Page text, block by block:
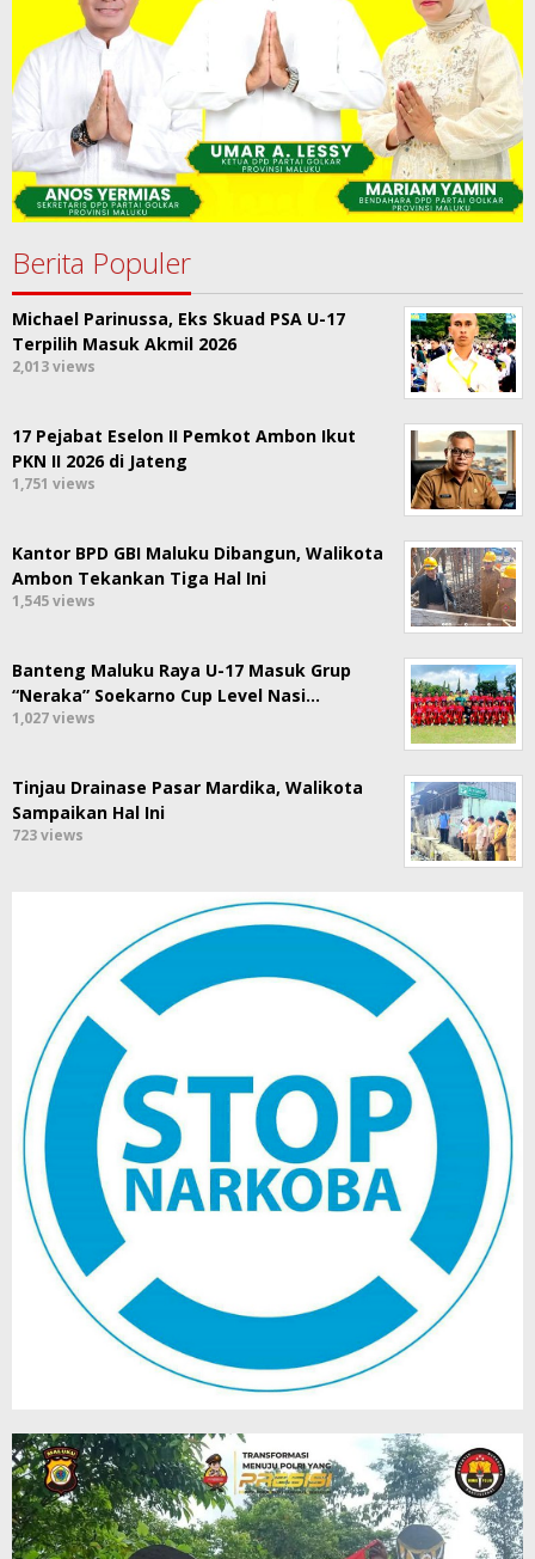
Berita Populer
Michael Parinussa, Eks Skuad PSA U-17
Terpilih Masuk Akmil 2026
2,013 views
17 Pejabat Eselon II Pemkot Ambon Ikut
PKN II 2026 di Jateng
1,751 views
Kantor BPD GBI Maluku Dibangun, Walikota
Ambon Tekankan Tiga Hal Ini
1,545 views
Banteng Maluku Raya U-17 Masuk Grup
“Neraka” Soekarno Cup Level Nasi…
1,027 views
Tinjau Drainase Pasar Mardika, Walikota
Sampaikan Hal Ini
723 views